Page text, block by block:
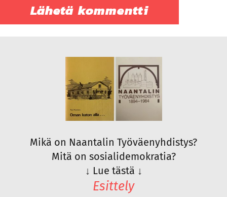
Mikä on Naantalin Työväenyhdistys?
Mitä on sosialidemokratia?
↓ Lue tästä ↓
Esittely